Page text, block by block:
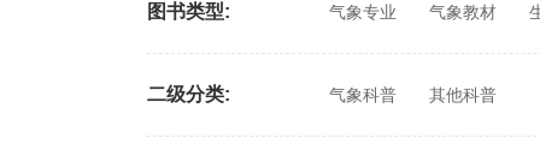
图书类型: 气象专业 气象教材
二级分类: 气象科普 其他科普